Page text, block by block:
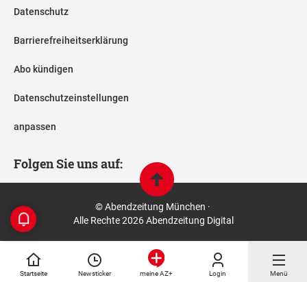
Startseite Newsticker meine AZ+ Login Menü
Datenschutz
Barrierefreiheitserklärung
Abo kündigen
Datenschutzeinstellungen
anpassen
Folgen Sie uns auf:
© Abendzeitung München ·
Alle Rechte 2026 Abendzeitung Digital